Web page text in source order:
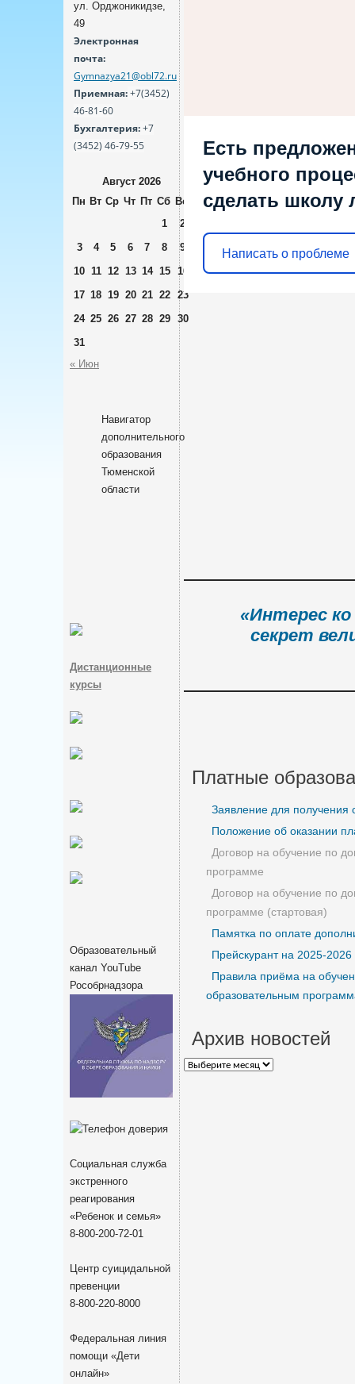
ул. Орджоникидзе,
49
Электронная
почта:
Gymnazya21@obl72.ru
Приемная:+7(3452)
46-81-60
Бухгалтерия:+7
(3452) 46-79-55
Август 2026
Пн Вт Ср Чт Пт Сб Вс
1
2
3
4 5 6 7 8
9
10 11 12 13 14 15
16
17 18 19 20 21 22
23
24 25 26 27 28 29
30
31
« Июн
Навигатор
дополнительного
образования
Тюменской
области
Дистанционные
курсы
Образовательный
канал YouTube
Рособрнадзора
Социальная служба
экстренного
реагирования
«Ребенок и семья»
8-800-200-72-01
Центр суицидальной
превенции
8-800-220-8000
Федеральная линия
помощи «Дети
онлайн»
Есть
учебного
сделать школу
Написать о проблеме
«Интерес
секрет
Платные
Заявление для
Положение об оказании
Договор на обучение по
программе
Договор на обучение по
программе (стартовая)
Памятка по оплате
Прейскурант на 2025-2026
Правила приёма на
образовательным
Архив новостей
Архив